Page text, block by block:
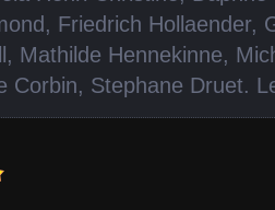
, Friedrich Hollaender,
, Mathilde Hennekinne,
Corbin, Stephane Druet.